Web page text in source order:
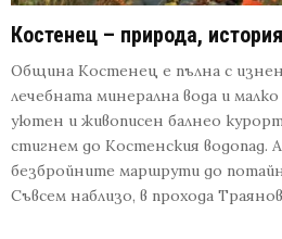
Костенец – природа,
Община Костенец е пълна с
лечебната минерална вода и
уютен и живописен балнео
стигнем до Костенския водопад.
безбройните маршрути до
Съвсем наблизо, в прохода